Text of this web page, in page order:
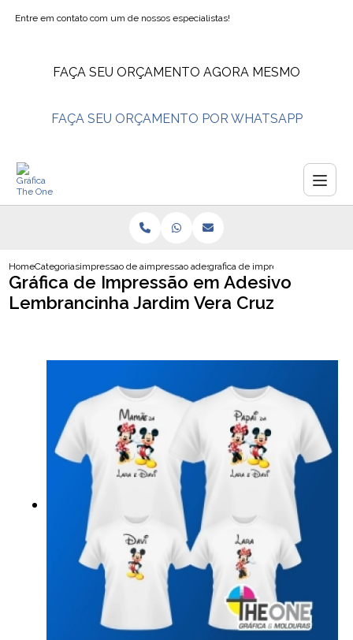
Entre em contato com um de nossos especialistas!
FAÇA SEU ORÇAMENTO AGORA MESMO
FAÇA SEU ORÇAMENTO POR WHATSAPP
HomeCategoriasimpressao de adesivosimpressao adesivografica de impressao em
Gráfica de Impressão em Adesivo
Lembrancinha Jardim Vera Cruz